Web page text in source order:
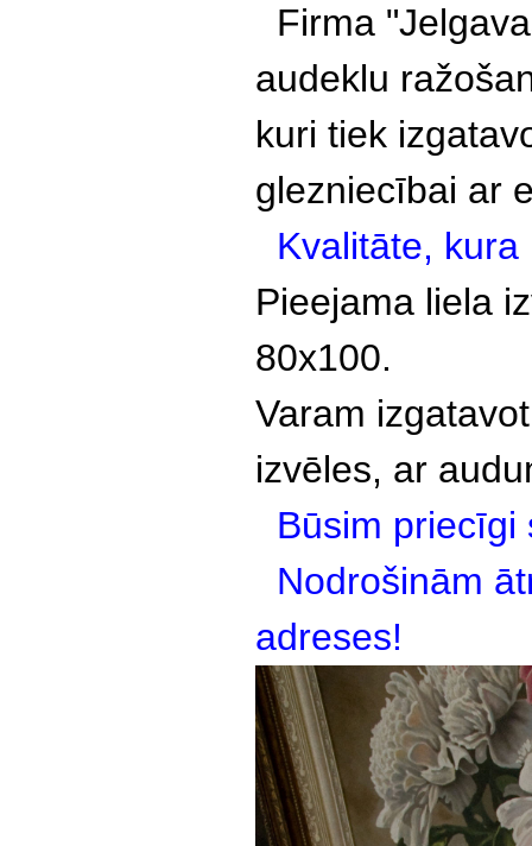
Firma
audeklu
kuri tiek
glezniecībai ar
Kvalitāte,
Pieejama liela
80x100.
Varam
izvēles, ar
Būsim priecīgi
Nodrošinām
adreses!